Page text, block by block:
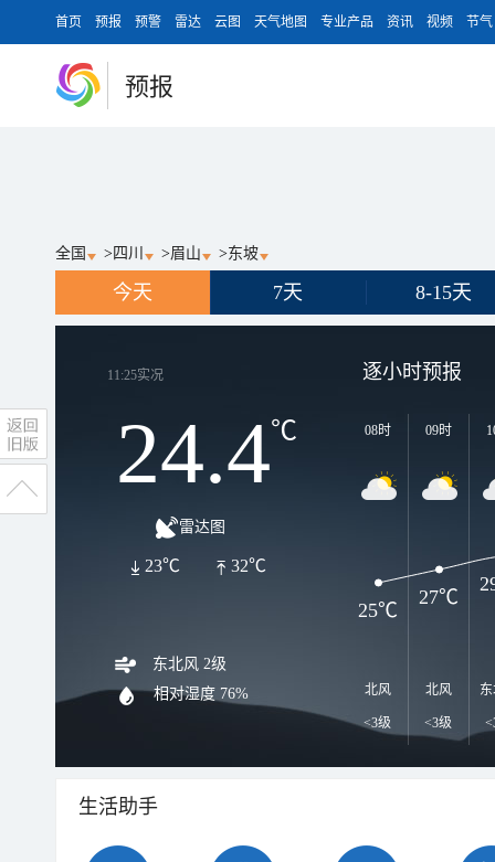
首页 预报 预警 雷达 云图 天气地图 专业产品 资讯 视频 节气
预报
全国 > 四川 >眉山 >东坡
今天 7天 8-15天
11:25实况
24.4℃
雷达图
32℃
23℃
东北风 2级
相对湿度 76%
逐小时预报
08时
北风
<3级
09时
北风
<3级
25℃
27℃
生活助手